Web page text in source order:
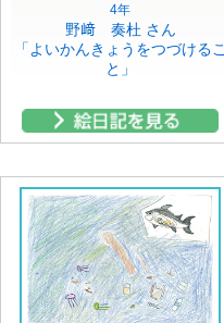
4年
野﨑 奏杜 さん
「よいかんきょうをつづけるこ
と」